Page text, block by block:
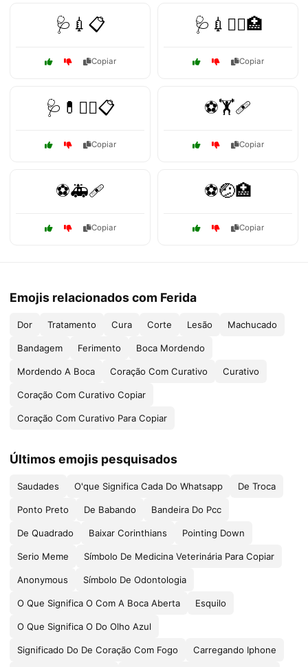
🩺💉📋
Copiar
🩺💉🧑‍⚕️🏥
Copiar
🩺💊🧑‍⚕️📋
Copiar
⚽🏋️🩹
Copiar
⚽🚑🩹
Copiar
⚽🤕🏥
Copiar
Emojis relacionados com Ferida
Dor Tratamento Cura Corte Lesão Machucado
Bandagem Ferimento Boca Mordendo
Mordendo A Boca Coração Com Curativo Curativo
Coração Com Curativo Copiar
Coração Com Curativo Para Copiar
Últimos emojis pesquisados
Saudades O'que Significa Cada Do Whatsapp De Troca
Ponto Preto De Babando Bandeira Do Pcc
De Quadrado Baixar Corinthians Pointing Down
Serio Meme Símbolo De Medicina Veterinária Para Copiar
Anonymous Símbolo De Odontologia
O Que Significa O Com A Boca Aberta Esquilo
O Que Significa O Do Olho Azul
Significado Do De Coração Com Fogo Carregando Iphone